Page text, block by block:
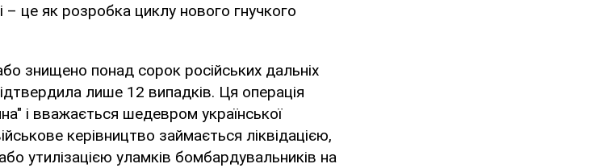
це як розробка циклу нового гнучкого
знищено понад сорок російських дальніх
лише 12 випадків. Ця операція
і вважається шедевром української
керівництво займається ліквідацією,
утилізацією уламків бомбардувальників на